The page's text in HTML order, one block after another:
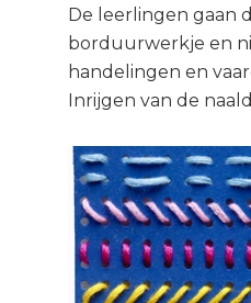
De leerlingen gaan
borduurwerkje en
handelingen en
Inrijgen van de